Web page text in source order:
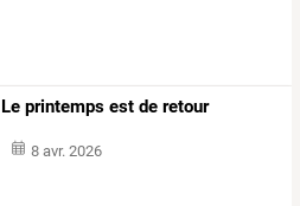
Le printemps est de retour
8 avr. 2026